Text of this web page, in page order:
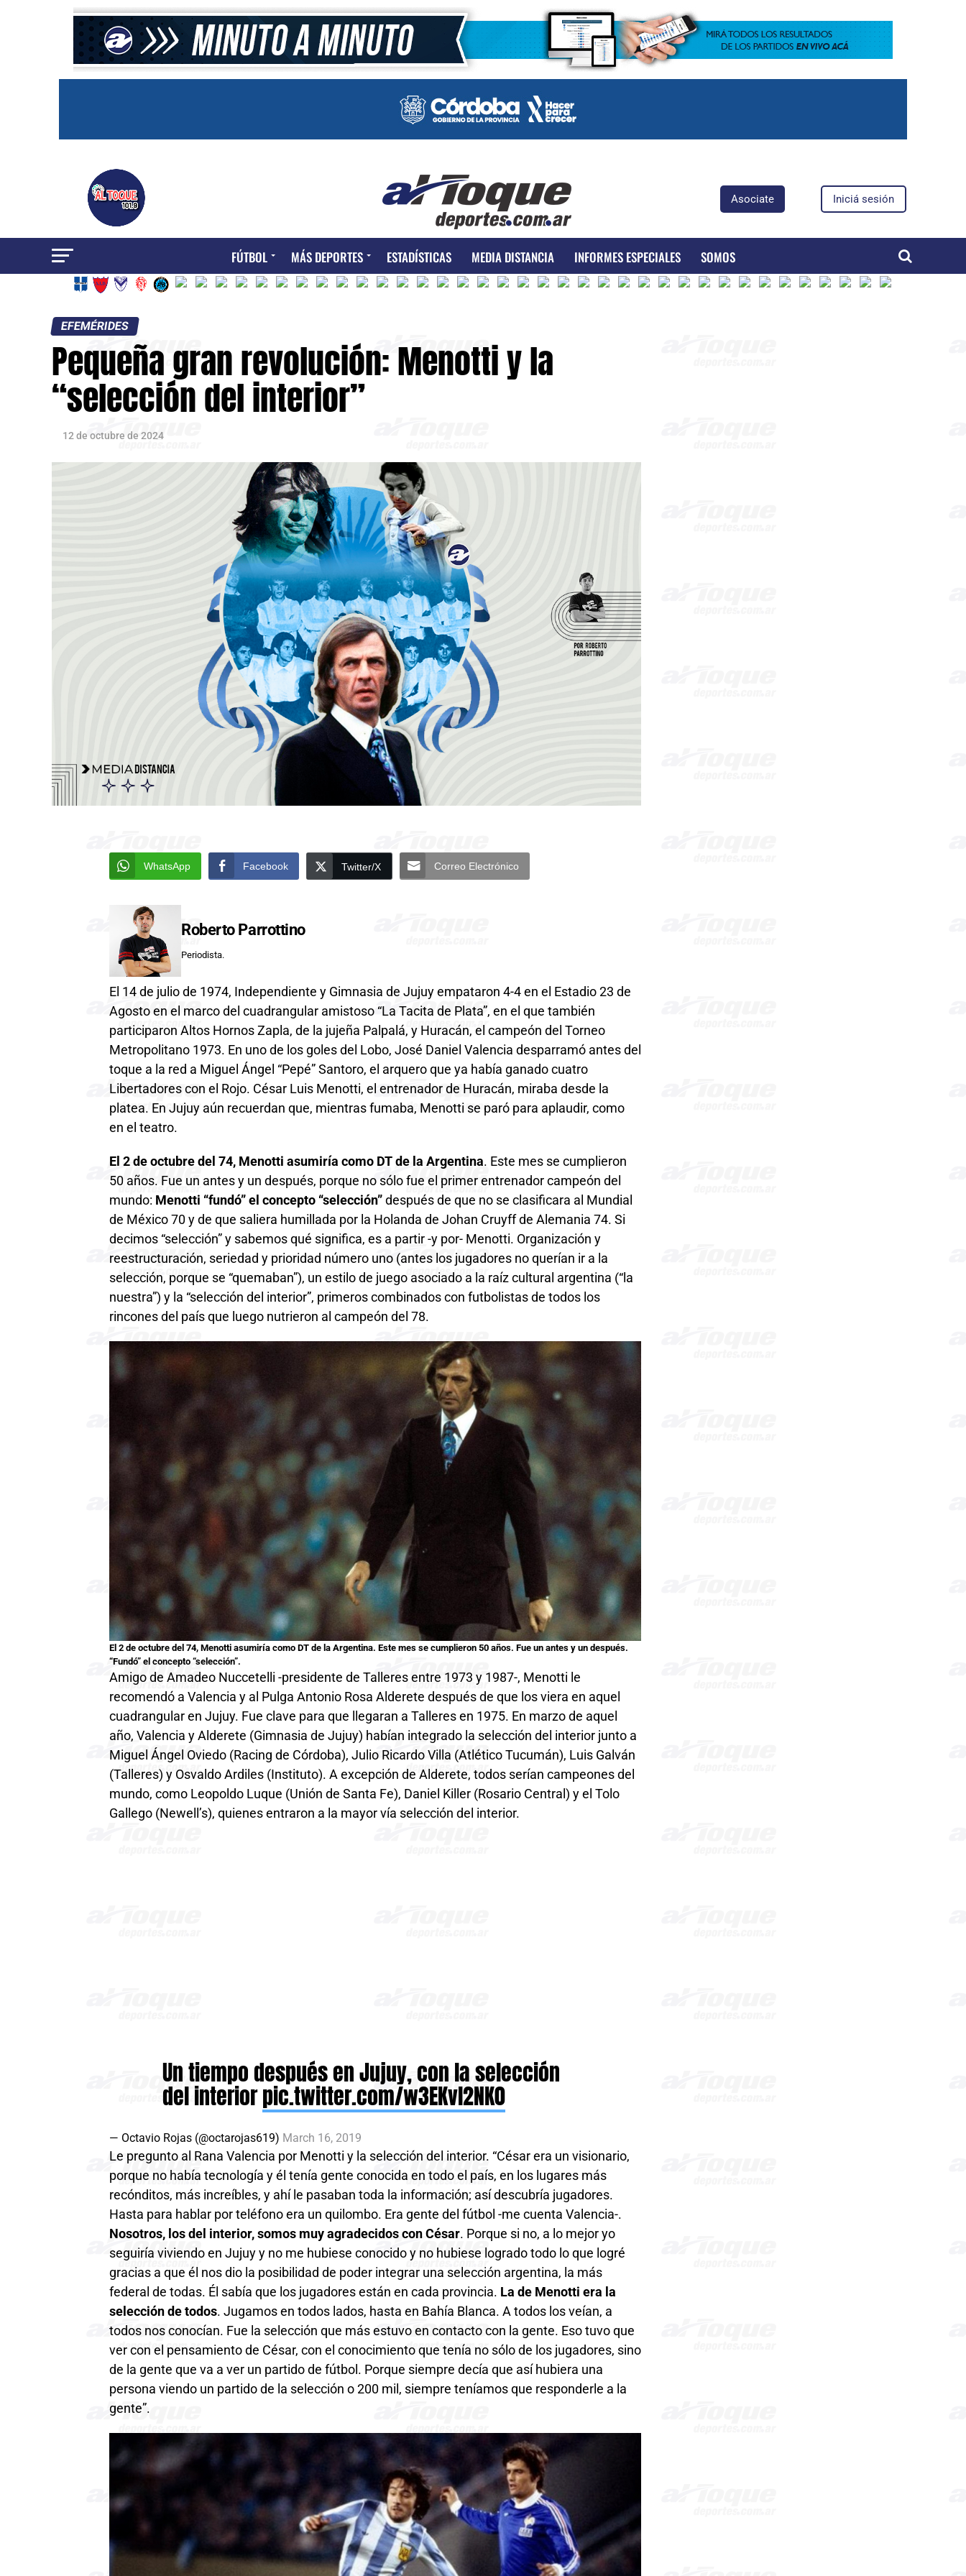
Asociate Iniciá sesión
FÚTBOL MÁS DEPORTES ESTADÍSTICAS MEDIA DISTANCIA INFORMES ESPECIALES SOMOS
EFEMÉRIDES
Pequeña gran revolución: Menotti y la
“selección del interior”
12 de octubre de 2024
WhatsApp Facebook Twitter/X Correo Electrónico
Roberto Parrottino
Periodista.
El 14 de julio de 1974, Independiente y Gimnasia de Jujuy empataron 4-4 en el Estadio 23 de
Agosto en el marco del cuadrangular amistoso “La Tacita de Plata”, en el que también
participaron Altos Hornos Zapla, de la jujeña Palpalá, y Huracán, el campeón del Torneo
Metropolitano 1973. En uno de los goles del Lobo, José Daniel Valencia desparramó antes del
toque a la red a Miguel Ángel “Pepé” Santoro, el arquero que ya había ganado cuatro
Libertadores con el Rojo. César Luis Menotti, el entrenador de Huracán, miraba desde la
platea. En Jujuy aún recuerdan que, mientras fumaba, Menotti se paró para aplaudir, como
en el teatro.
El 2 de octubre del 74, Menotti asumiría como DT de la Argentina. Este mes se cumplieron
50 años. Fue un antes y un después, porque no sólo fue el primer entrenador campeón del
mundo: Menotti “fundó” el concepto “selección” después de que no se clasificara al Mundial
de México 70 y de que saliera humillada por la Holanda de Johan Cruyff de Alemania 74. Si
decimos “selección” y sabemos qué significa, es a partir -y por- Menotti. Organización y
reestructuración, seriedad y prioridad número uno (antes los jugadores no querían ir a la
selección, porque se “quemaban”), un estilo de juego asociado a la raíz cultural argentina (“la
nuestra”) y la “selección del interior”, primeros combinados con futbolistas de todos los
rincones del país que luego nutrieron al campeón del 78.
El 2 de octubre del 74, Menotti asumiría como DT de la Argentina. Este mes se cumplieron 50 años. Fue un antes y un después.
“Fundó” el concepto “selección”.
Amigo de Amadeo Nuccetelli -presidente de Talleres entre 1973 y 1987-, Menotti le
recomendó a Valencia y al Pulga Antonio Rosa Alderete después de que los viera en aquel
cuadrangular en Jujuy. Fue clave para que llegaran a Talleres en 1975. En marzo de aquel
año, Valencia y Alderete (Gimnasia de Jujuy) habían integrado la selección del interior junto a
Miguel Ángel Oviedo (Racing de Córdoba), Julio Ricardo Villa (Atlético Tucumán), Luis Galván
(Talleres) y Osvaldo Ardiles (Instituto). A excepción de Alderete, todos serían campeones del
mundo, como Leopoldo Luque (Unión de Santa Fe), Daniel Killer (Rosario Central) y el Tolo
Gallego (Newell’s), quienes entraron a la mayor vía selección del interior.
Un tiempo después en Jujuy, con la selección
del interiorpic.twitter.com/w3EKvl2NK0
— Octavio Rojas (@octarojas619) March 16, 2019
Le pregunto al Rana Valencia por Menotti y la selección del interior. “César era un visionario,
porque no había tecnología y él tenía gente conocida en todo el país, en los lugares más
recónditos, más increíbles, y ahí le pasaban toda la información; así descubría jugadores.
Hasta para hablar por teléfono era un quilombo. Era gente del fútbol -me cuenta Valencia-.
Nosotros, los del interior, somos muy agradecidos con César. Porque si no, a lo mejor yo
seguiría viviendo en Jujuy y no me hubiese conocido y no hubiese logrado todo lo que logré
gracias a que él nos dio la posibilidad de poder integrar una selección argentina, la más
federal de todas. Él sabía que los jugadores están en cada provincia. La de Menotti era la
selección de todos. Jugamos en todos lados, hasta en Bahía Blanca. A todos los veían, a
todos nos conocían. Fue la selección que más estuvo en contacto con la gente. Eso tuvo que
ver con el pensamiento de César, con el conocimiento que tenía no sólo de los jugadores, sino
de la gente que va a ver un partido de fútbol. Porque siempre decía que así hubiera una
persona viendo un partido de la selección o 200 mil, siempre teníamos que responderle a la
gente”.